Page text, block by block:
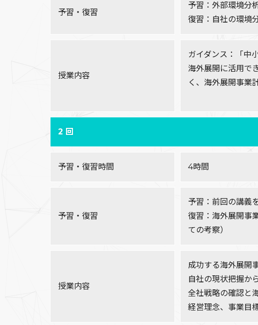
予習・復習
予習：外部環境分
復習：自社の環境
授業内容
ガイダンス：「中
海外展開に活用で
く、海外展開事業
2 回
予習・復習時間 4時間
予習・復習
予習：前回の講義
復習：海外展開事
ての考察）
授業内容
成功する海外展開
自社の現状把握か
全社戦略の確認と
経営理念、事業目